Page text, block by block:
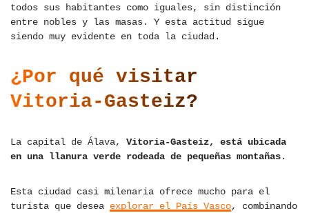
todos sus habitantes como iguales, sin distinción
entre nobles y las masas. Y esta actitud sigue
siendo muy evidente en toda la ciudad.
¿Por qué visitar
Vitoria-Gasteiz?
La capital de Álava, Vitoria-Gasteiz, está ubicada
en una llanura verde rodeada de pequeñas montañas.
Esta ciudad casi milenaria ofrece mucho para el
turista que desea explorar el País Vasco, combinando